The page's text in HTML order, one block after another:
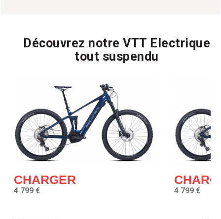
Découvrez notre VTT Electrique
tout suspendu
CHARGER
4 799 € 4 799 €